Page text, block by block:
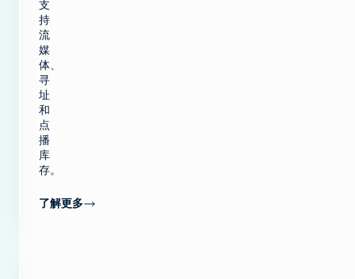
支
持
流
媒
体、
寻
址
和
点
播
库
存。
了解更多